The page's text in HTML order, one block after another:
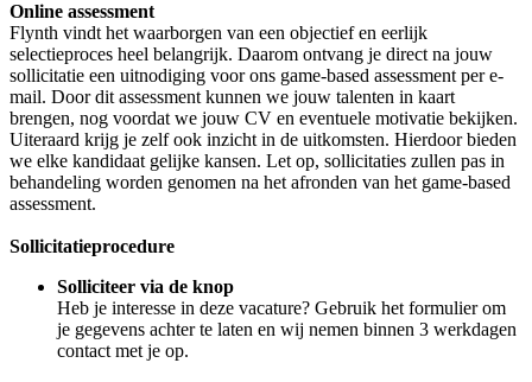
Online assessment
Flynth vindt het waarborgen van een objectief en eerlijk
selectieproces heel belangrijk. Daarom ontvang je direct na jouw
sollicitatie een uitnodiging voor ons game-based assessment per e-
mail. Door dit assessment kunnen we jouw talenten in kaart
brengen, nog voordat we jouw CV en eventuele motivatie bekijken.
Uiteraard krijg je zelf ook inzicht in de uitkomsten. Hierdoor bieden
we elke kandidaat gelijke kansen. Let op, sollicitaties zullen pas in
behandeling worden genomen na het afronden van het game-based
assessment.
Sollicitatieprocedure
Solliciteer via de knop
Heb je interesse in deze vacature? Gebruik het formulier om
je gegevens achter te laten en wij nemen binnen 3 werkdagen
contact met je op.